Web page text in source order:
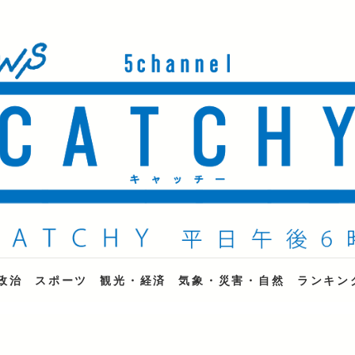
治 スポーツ 観光・経済 気象・災害・自然 ランキン